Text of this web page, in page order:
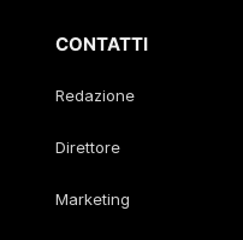
CONTATTI
Redazione
Direttore
Marketing